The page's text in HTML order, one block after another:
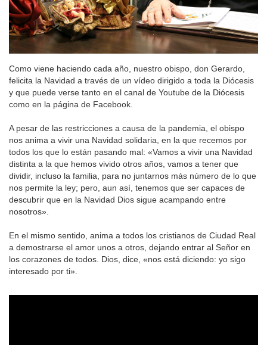
Como viene haciendo cada año, nuestro obispo, don Gerardo,
felicita la Navidad a través de un vídeo dirigido a toda la Diócesis
y que puede verse tanto en el canal de Youtube de la Diócesis
como en la página de Facebook.
A pesar de las restricciones a causa de la pandemia, el obispo
nos anima a vivir una Navidad solidaria, en la que recemos por
todos los que lo están pasando mal: «Vamos a vivir una Navidad
distinta a la que hemos vivido otros años, vamos a tener que
dividir, incluso la familia, para no juntarnos más número de lo que
nos permite la ley; pero, aun así, tenemos que ser capaces de
descubrir que en la Navidad Dios sigue acampando entre
nosotros».
En el mismo sentido, anima a todos los cristianos de Ciudad Real
a demostrarse el amor unos a otros, dejando entrar al Señor en
los corazones de todos. Dios, dice, «nos está diciendo: yo sigo
interesado por ti».